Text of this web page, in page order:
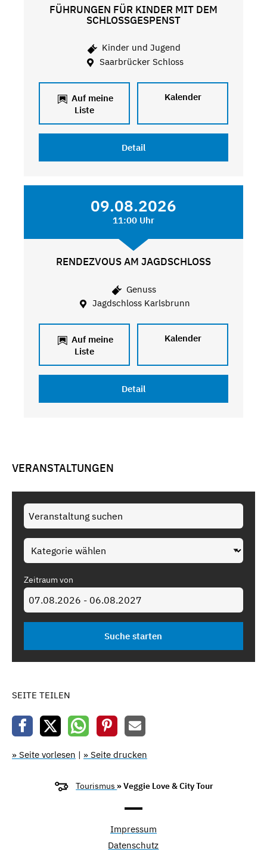
FÜHRUNGEN FÜR KINDER MIT DEM
SCHLOSSGESPENST
Kinder und Jugend
Saarbrücker Schloss
Auf meine
Liste
Kalender
Detail
09.08.2026
11:00 Uhr
RENDEZVOUS AM JAGDSCHLOSS
Genuss
Jagdschloss Karlsbrunn
Auf meine
Liste
Kalender
Detail
VERANSTALTUNGEN
Zeitraum von
SEITE TEILEN
» Seite vorlesen | » Seite drucken
Tourismus » Veggie Love & City Tour
Impressum
Datenschutz